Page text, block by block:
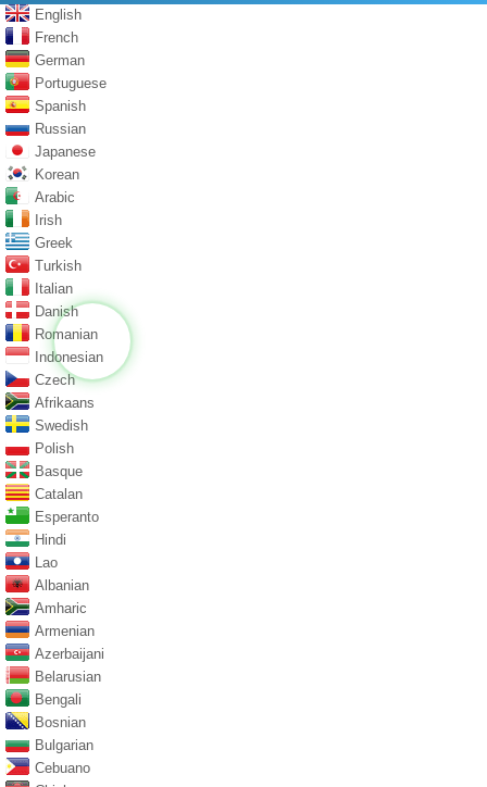
English
French
German
Portuguese
Spanish
Russian
Japanese
Korean
Arabic
Irish
Greek
Turkish
Italian
Danish
Romanian
Indonesian
Czech
Afrikaans
Swedish
Polish
Basque
Catalan
Esperanto
Hindi
Lao
Albanian
Amharic
Armenian
Azerbaijani
Belarusian
Bengali
Bosnian
Bulgarian
Cebuano